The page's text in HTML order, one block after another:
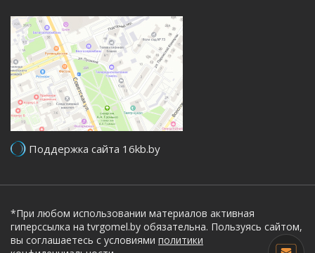
Поддержка сайта 16kb.by
*При любом использовании материалов активная
гиперссылка на tvrgomel.by обязательна. Пользуясь сайтом,
вы соглашаетесь с условиями политики